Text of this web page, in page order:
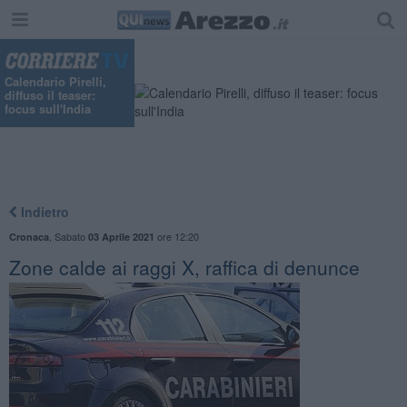
Calendario Pirelli,
diffuso il teaser:
focus sull'India
Indietro
Cronaca Sabato 03 Aprile 2021 ore 12:20
Zone calde ai raggi X, raffica di denunce